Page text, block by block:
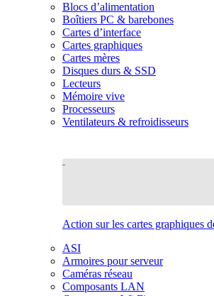
Blocs d’alimentation
Boîtiers PC & barebones
Cartes d’interface
Cartes graphiques
Cartes mères
Disques durs & SSD
Lecteurs
Mémoire vive
Processeurs
Ventilateurs & refroidisseurs
Action sur les cartes graphiques
ASI
Armoires pour serveur
Caméras réseau
Composants LAN